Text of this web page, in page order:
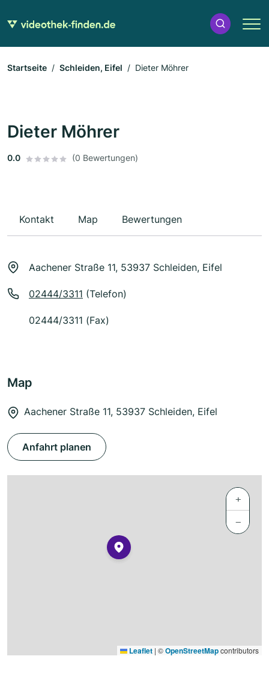
Startseite Schleiden, Eifel Dieter Möhrer
Dieter Möhrer
0.0 (0 Bewertungen)
Kontakt Map Bewertungen
Aachener Straße 11, 53937 Schleiden, Eifel
02444/3311 (Telefon)
02444/3311 (Fax)
Map
Aachener Straße 11, 53937 Schleiden, Eifel
Anfahrt planen
+
−
Leaflet | ©OpenStreetMapcontributors